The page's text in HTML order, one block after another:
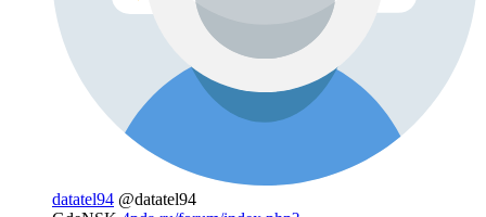
datatel94 @datatel94